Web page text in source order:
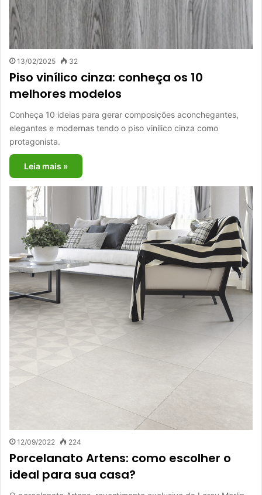
13/02/2025 32
Piso vinílico cinza: conheça os 10
melhores modelos
Conheça 10 ideias para gerar composições aconchegantes,
elegantes e modernas tendo o piso vinílico cinza como
protagonista.
Leia mais »
12/09/2022 224
Porcelanato Artens: como escolher o
ideal para sua casa?